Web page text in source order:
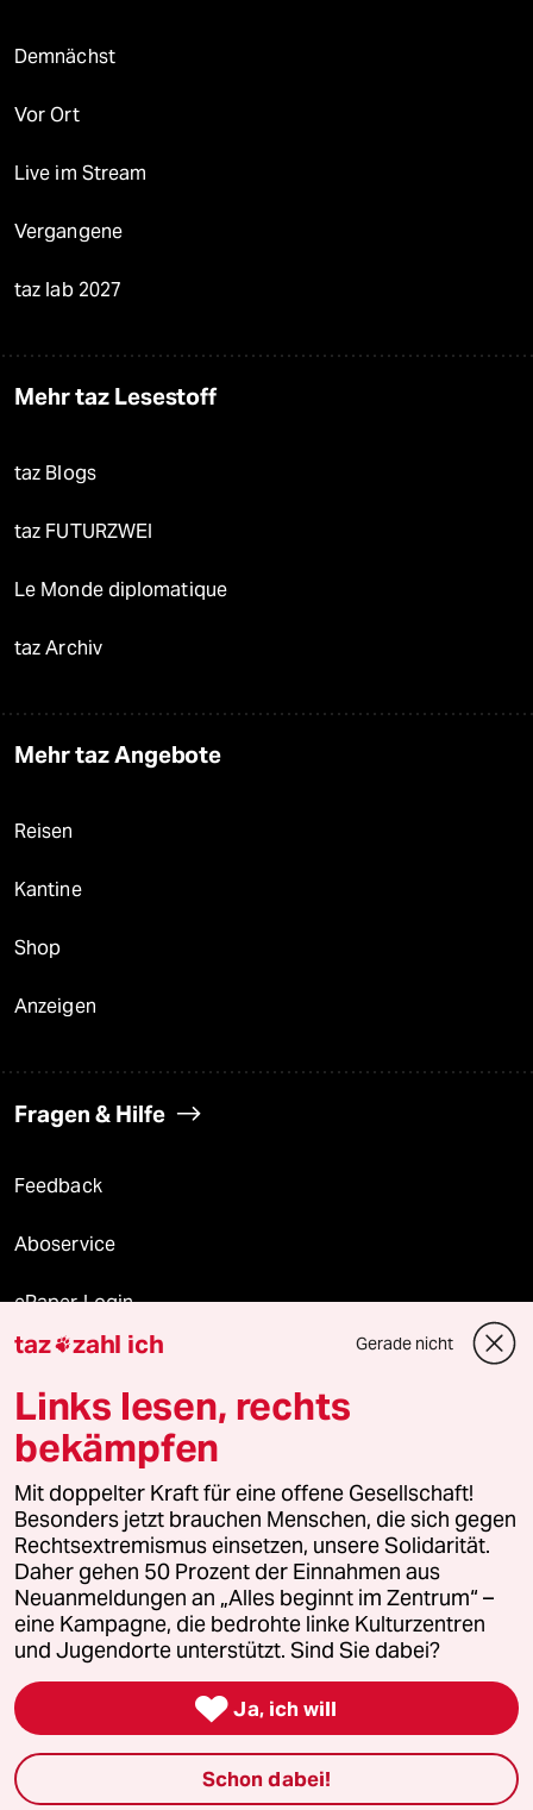
Demnächst
Vor Ort
Live im Stream
Vergangene
taz lab 2027
Mehr taz Lesestoff
taz Blogs
taz FUTURZWEI
Le Monde diplomatique
taz Archiv
Mehr taz Angebote
Reisen
Kantine
Shop
Anzeigen
Fragen & Hilfe
Feedback
Aboservice
ePaper Login
Downloads für Abonnierende
© 2026 taz Verlags und Vertriebs GmbH
Alle Rechte vorbehalten. Bei rechtlichen Fragen oder für Genehmigungen
wenden Sie sich bitte an
lizenzen@taz.de
Feedback Redaktionsstatut Kommune-Richtlinien
Leitlinie Informant Datenschutz Impressum AGB
Seitenwende Einwilligungen widerrufen (Ads)
taz zahl ich Gerade nicht
Links lesen, rechts
bekämpfen
Mit doppelter Kraft für eine offene Gesellschaft!
Besonders jetzt brauchen Menschen, die sich gegen
Rechtsextremismus einsetzen, unsere Solidarität.
Daher gehen 50 Prozent der Einnahmen aus
Neuanmeldungen an „Alles beginnt im Zentrum“ –
eine Kampagne, die bedrohte linke Kulturzentren
und Jugendorte unterstützt. Sind Sie dabei?
 Ja, ich will
Schon dabei!